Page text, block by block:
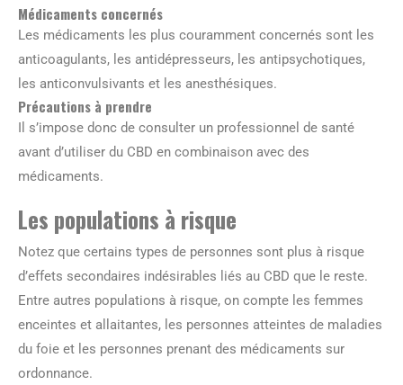
Médicaments concernés
Les médicaments les plus couramment concernés sont les
anticoagulants, les antidépresseurs, les antipsychotiques,
les anticonvulsivants et les anesthésiques.
Précautions à prendre
Il s’impose donc de consulter un professionnel de santé
avant d’utiliser du CBD en combinaison avec des
médicaments.
Les populations à risque
Notez que certains types de personnes sont plus à risque
d’effets secondaires indésirables liés au CBD que le reste.
Entre autres populations à risque, on compte les femmes
enceintes et allaitantes, les personnes atteintes de maladies
du foie et les personnes prenant des médicaments sur
ordonnance.